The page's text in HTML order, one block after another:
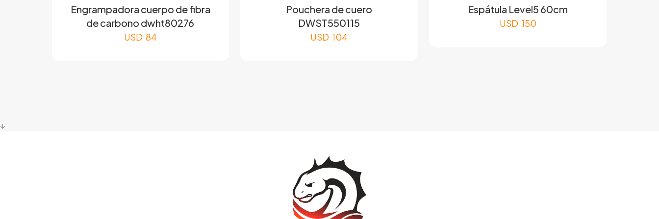
Engrampadora cuerpo de fibra
de carbono dwht80276
USD 84
Pouchera de cuero
DWST550115
USD 104
Espátula Level5 60cm
USD 150
↓